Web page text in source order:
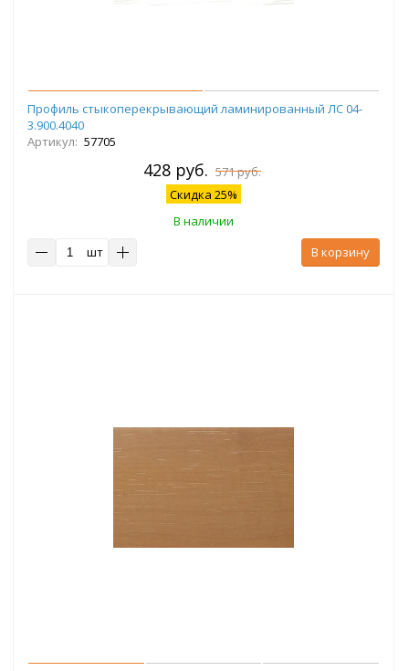
Профиль стыкоперекрывающий ламинированный ЛС 04-
3.900.4040
Артикул: 57705
428 руб. 571 руб.
Скидка 25%
В наличии
шт
В корзину